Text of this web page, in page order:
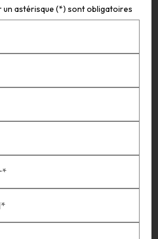
un astérisque (*) sont obligatoires